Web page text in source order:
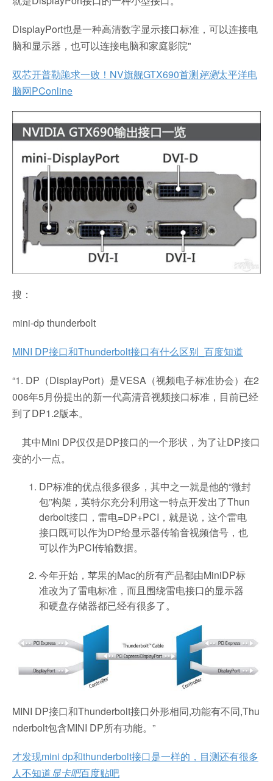
DisplayPort也是一种高清数字显示接口标准，可以连接电
脑和显示器，也可以连接电脑和家庭影院"
双芯开普勒跪求一败！NV旗舰GTX690首测评测太平洋电
脑网PConline
搜：
mini-dp thunderbolt
MINI DP接口和Thunderbolt接口有什么区别_百度知道
“1. DP（DisplayPort）是VESA（视频电子标准协会）在2
006年5月份提出的新一代高清音视频接口标准，目前已经
到了DP1.2版本。
其中Mini DP仅仅是DP接口的一个形状，为了让DP接口
变的小一点。
DP标准的优点很多很多，其中之一就是他的“微封
包”构架，英特尔充分利用这一特点开发出了Thun
derbolt接口，雷电=DP+PCI，就是说，这个雷电
接口既可以作为DP给显示器传输音视频信号，也
可以作为PCI传输数据。
今年开始，苹果的Mac的所有产品都由MiniDP标
准改为了雷电标准，而且围绕雷电接口的显示器
和硬盘存储器都已经有很多了。
MINI DP接口和Thunderbolt接口外形相同,功能有不同,Thu
nderbolt包含MINI DP所有功能。”
才发现mini dp和thunderbolt接口是一样的，目测还有很多
人不知道显卡吧百度贴吧